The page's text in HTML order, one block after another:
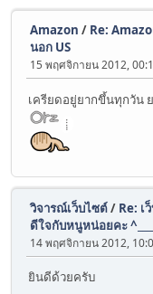
Amazon / Re:
นอก US
15 พฤศจิกายน 2012,
เครียดอยู่ยากขึ้นทุกวัน
วิจารณ์เว็บไซต์/ Re: เ
ดีใจกับหนูหน่อยคะ
14 พฤศจิกายน 2012,
ยินดีด้วยครับ